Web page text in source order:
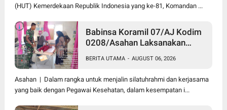
(HUT) Kemerdekaan Republik Indonesia yang ke-81, Komandan ...
Babinsa Koramil 07/AJ Kodim
0208/Asahan Laksanakan
Pegawai Kesehatan Di
Puskesmas
BERITA UTAMA - AUGUST 06, 2026
Asahan | Dalam rangka untuk menjalin silatuhrahmi dan kerjasama
yang baik dengan Pegawai Kesehatan, dalam kesempatan i...